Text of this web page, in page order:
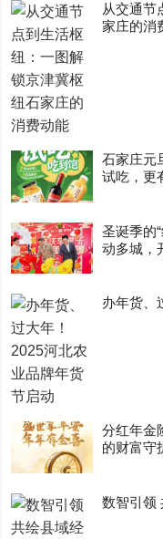
从交通节
家庄的消
石家庄元
试吃，更
圣诞季的
动多城，
办年货、
分红年金
的财富守
数智引领